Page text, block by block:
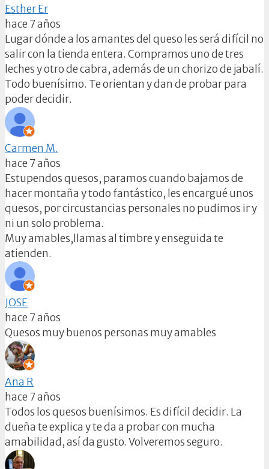
Esther Er
hace 7 años
Lugar dónde a los amantes del queso les será difícil no
salir con la tienda entera. Compramos uno de tres
leches y otro de cabra, además de un chorizo de jabalí.
Todo buenísimo. Te orientan y dan de probar para
poder decidir.
Carmen M.
hace 7 años
Estupendos quesos, paramos cuando bajamos de
hacer montaña y todo fantástico, les encargué unos
quesos, por circustancias personales no pudimos ir y
ni un solo problema.
Muy amables,llamas al timbre y enseguida te
atienden.
JOSE
hace 7 años
Quesos muy buenos personas muy amables
Ana R
hace 7 años
Todos los quesos buenísimos. Es difícil decidir. La
dueña te explica y te da a probar con mucha
amabilidad, así da gusto. Volveremos seguro.